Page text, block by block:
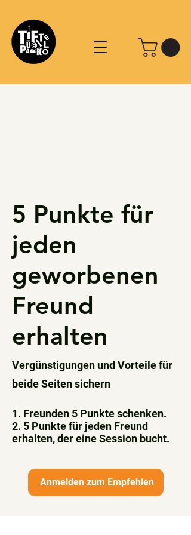
5 Punkte für
jeden
geworbenen
Freund
erhalten
Vergünstigungen und Vorteile für
beide Seiten sichern
Freunden 5 Punkte schenken.
5 Punkte für jeden Freund
erhalten, der eine Session bucht.
Anmelden zum Empfehlen